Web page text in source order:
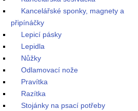
Kancelářské sponky, magnety a
připínáčky
Lepicí pásky
Lepidla
Nůžky
Odlamovací nože
Pravítka
Razítka
Stojánky na psací potřeby